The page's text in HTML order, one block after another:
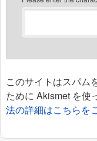
このサイトはスパム
ために Akismet を使
法の詳細はこちらを